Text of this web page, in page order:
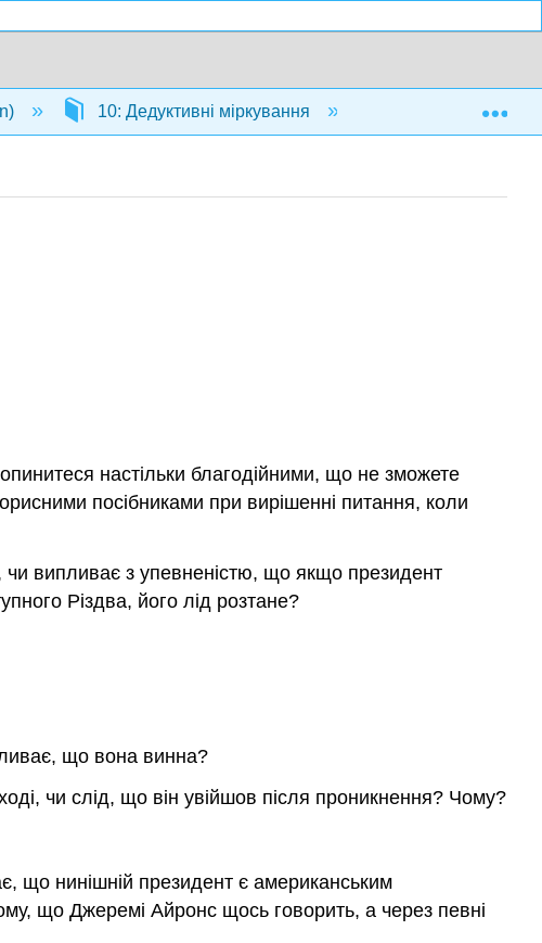
10: Дедуктивні міркування 10.5: Вправи
настільки благодійними, що не зможете
посібниками при вирішенні питання, коли
чи випливає з упевненістю, що якщо президент
Різдва, його лід розтане?
що вона винна?
чи слід, що він увійшов після проникнення? Чому?
що нинішній президент є американським
що Джеремі Айронс щось говорить, а через певні